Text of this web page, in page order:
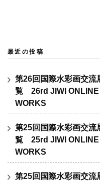
最近の投稿
第26回国際水彩画交流
覧 26rd JIWI ONLINE
WORKS
第25回国際水彩画交流
覧 25rd JIWI ONLINE
WORKS
第25回国際水彩画交流